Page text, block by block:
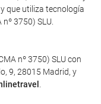
que utiliza tecnología
nº 3750) SLU.
nº 3750) SLU con
9, 28015 Madrid, y